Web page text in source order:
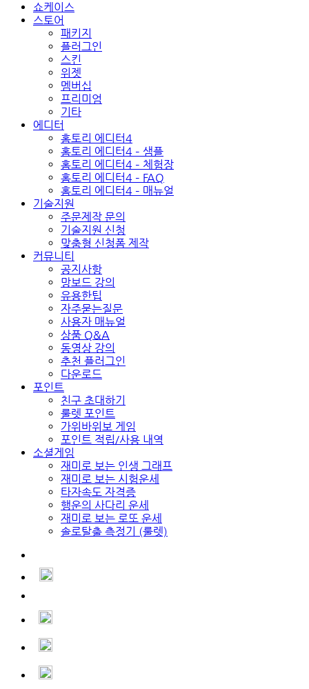
쇼케이스
스토어
패키지
플러그인
스킨
위젯
멤버십
프리미엄
기타
에디터
홈토리 에디터4
홈토리 에디터4 – 샘플
홈토리 에디터4 – 체험장
홈토리 에디터4 – FAQ
홈토리 에디터4 – 매뉴얼
기술지원
주문제작 문의
기술지원 신청
맞춤형 신청폼 제작
커뮤니티
공지사항
망보드 강의
유용한팁
자주묻는질문
사용자 매뉴얼
상품 Q&A
동영상 강의
추천 플러그인
다운로드
포인트
친구 초대하기
룰렛 포인트
가위바위보 게임
포인트 적립/사용 내역
소셜게임
재미로 보는 인생 그래프
재미로 보는 시험운세
타자속도 자격증
행운의 사다리 운세
재미로 보는 로또 운세
솔로탈출 측정기 (룰렛)